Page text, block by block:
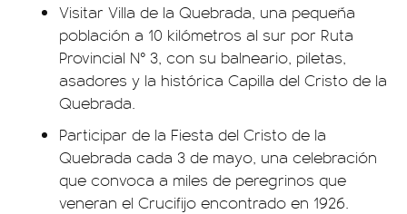
Visitar Villa de la Quebrada, una pequeña
población a 10 kilómetros al sur por Ruta
Provincial N° 3, con su balneario, piletas,
asadores y la histórica Capilla del Cristo de la
Quebrada.
Participar de la Fiesta del Cristo de la
Quebrada cada 3 de mayo, una celebración
que convoca a miles de peregrinos que
veneran el Crucifijo encontrado en 1926.